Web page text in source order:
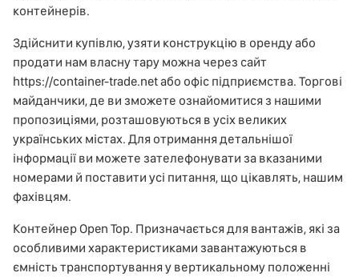
контейнерів.
Здійснити купівлю, узяти конструкцію в оренду або
продати нам власну тару можна через сайт
https://container-trade.net або офіс підприємства. Торгові
майданчики, де ви зможете ознайомитися з нашими
пропозиціями, розташовуються в усіх великих
українських містах. Для отримання детальнішої
інформації ви можете зателефонувати за вказаними
номерами й поставити усі питання, що цікавлять, нашим
фахівцям.
Контейнер Open Top. Призначається для вантажів, які за
особливими характеристиками завантажуються в
ємність транспортування у вертикальному положенні